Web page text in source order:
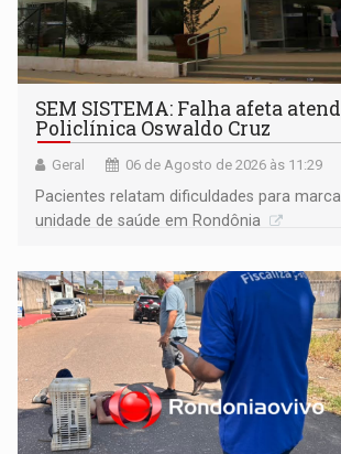
SEM SISTEMA: Falha afeta
Policlínica Oswaldo Cruz
Geral 06 de Agosto de 2026 às 11:29
Pacientes relatam dificuldades para
unidade de saúde em Rondônia